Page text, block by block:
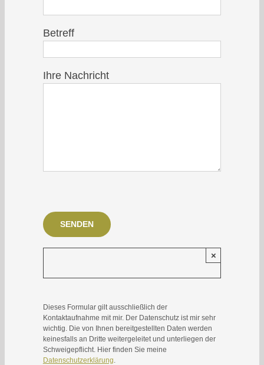
Betreff
Ihre Nachricht
×
Dieses Formular gilt ausschließlich der
Kontaktaufnahme mit mir. Der Datenschutz ist mir sehr
wichtig. Die von Ihnen bereitgestellten Daten werden
keinesfalls an Dritte weitergeleitet und unterliegen der
Schweigepflicht. Hier finden Sie meine
Datenschutzerklärung.